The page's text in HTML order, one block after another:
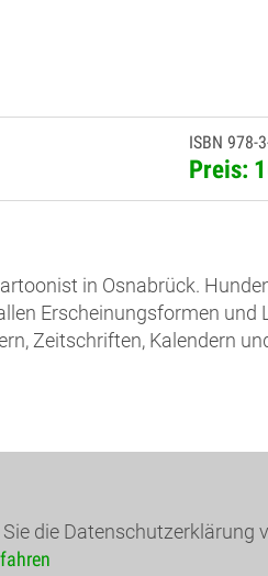
ISBN 978-
Preis:
in Osnabrück.
Erscheinungsformen und
Zeitschriften, Kalendern
die Datenschutzerklärung